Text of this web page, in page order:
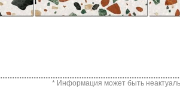
* Информация может быть